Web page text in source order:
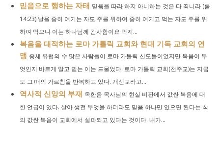
믿음으로 행하는 자태 믿음을 따라 하지 아니하는 것은 다 죄니라 (롬
14:23) 날을 중히 여기는 자도 주를 위하여 중히 여기고 먹는 자도 주를 위
하여 먹으니 이는 하나님께 감사함이요 먹지...
복음을 대적하는 로마 가톨릭 교회와 현대 기독 교회의 연
맹 중세 유럽의 수 많은 사람들이 로마 가톨릭 신도들이었지만 복음이 무
엇인지 바르게 알고 믿는 이는 드물었다. 로마 가톨릭 교회(천주교)는 지금
도 그 때의 가르침을 반복하고 있다. 개신교라고...
역사적 신앙의 부재 옥한음 목사님의 현실 비판에서 값싼 복음에 대
한 언급이 있다. 살아 생전 무엇을 하더라도 믿음 하나만 있으면 된다는 식
의 값싼 복음이 교회에서 설파되고 있다는 것이다. 내가...